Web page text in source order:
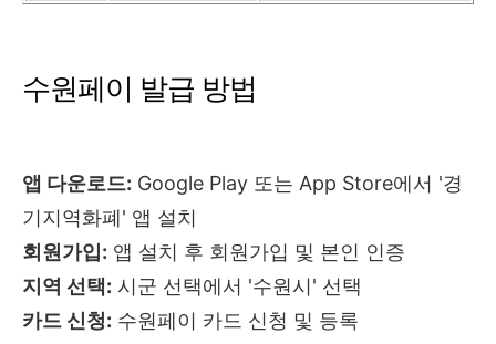
수원페이 발급 방법
앱 다운로드: Google Play 또는 App Store에서 '경
기지역화폐' 앱 설치
회원가입: 앱 설치 후 회원가입 및 본인 인증
지역 선택: 시군 선택에서 '수원시' 선택
카드 신청: 수원페이 카드 신청 및 등록